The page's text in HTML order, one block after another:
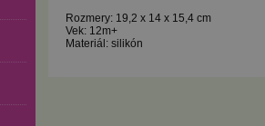
Rozmery: 19,2 x 14 x 15,4 cm
Vek: 12m+
Materiál: silikón